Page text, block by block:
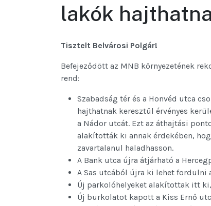
lakók
Tisztelt Belvárosi Polgár!
Befejeződött az MNB környezetének
rend:
Szabadság tér és a Honvéd utca
hajthatnak keresztül érvényes
a Nádor utcát. Ezt az áthajtási
alakították ki annak érdekében,
zavartalanul haladhasson.
A Bank utca újra átjárható a
A Sas utcából újra ki lehet fordulni
Új parkolóhelyeket alakítottak itt
Új burkolatot kapott a Kiss Ernő